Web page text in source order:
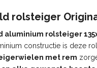
rolsteiger
aluminium rolsteiger
constructie is deze
met rem